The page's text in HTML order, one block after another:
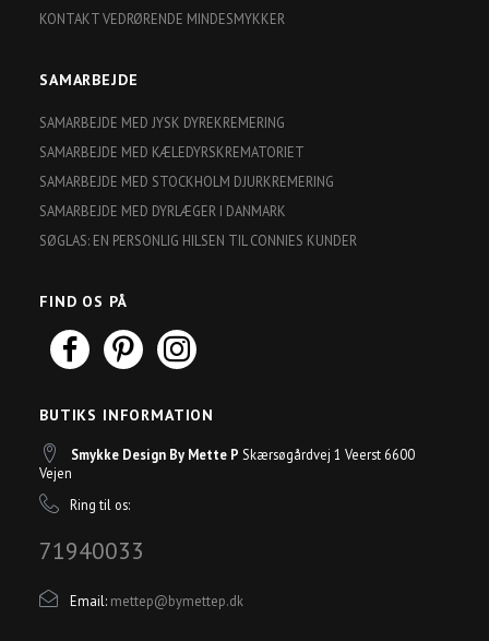
KONTAKT VEDRØRENDE MINDESMYKKER
SAMARBEJDE
SAMARBEJDE MED JYSK DYREKREMERING
SAMARBEJDE MED KÆLEDYRSKREMATORIET
SAMARBEJDE MED STOCKHOLM DJURKREMERING
SAMARBEJDE MED DYRLÆGER I DANMARK
SØGLAS: EN PERSONLIG HILSEN TIL CONNIES KUNDER
FIND OS PÅ
BUTIKS INFORMATION
Smykke Design By Mette P Skærsøgårdvej 1 Veerst 6600
Vejen
Ring til os:
71940033
Email: mettep@bymettep.dk